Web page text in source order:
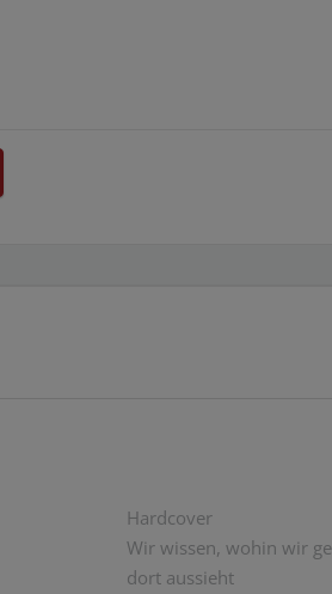
Hardcover
Wir wissen, wohin wir
dort aussieht